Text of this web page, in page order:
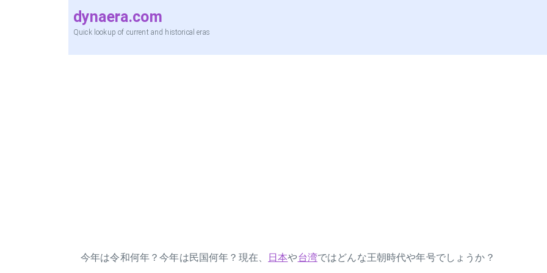
dynaera.com
Quick lookup of current and historical eras
今年は令和何年？今年は民国何年？現在、 日本や台湾ではどんな王朝時代や年号でしょうか？